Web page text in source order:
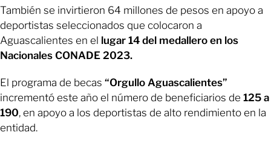
También se invirtieron 64 millones de pesos en apoyo a
deportistas seleccionados que colocaron a
Aguascalientes en el lugar 14 del medallero en los
Nacionales CONADE 2023.
El programa de becas “Orgullo Aguascalientes”
incrementó este año el número de beneficiarios de 125 a
190, en apoyo a los deportistas de alto rendimiento en la
entidad.